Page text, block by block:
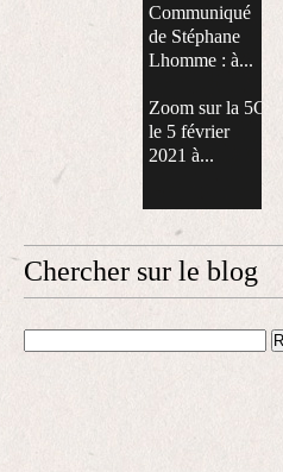
Communiqué
de Stéphane
Lhomme : à...
Zoom sur la 5G
le 5 février
2021 à...
Chercher sur le blog